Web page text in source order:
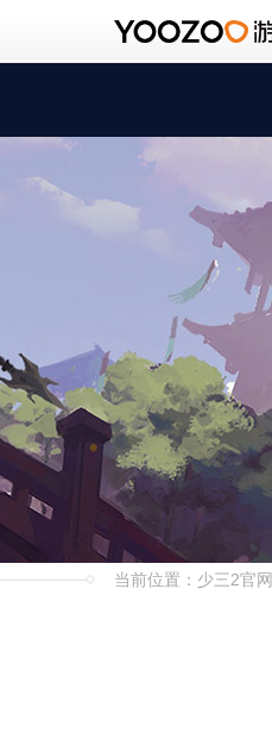
当前位置： 少三2官网